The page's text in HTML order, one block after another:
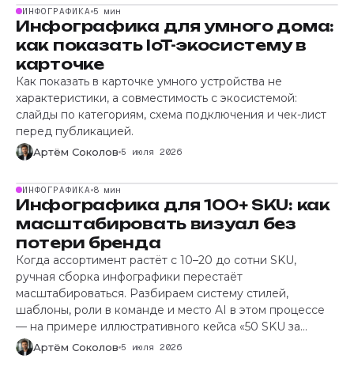
ИНФОГРАФИКА 5 мин
Инфографика для умного дома:
как показать IoT-экосистему в
карточке
Как показать в карточке умного устройства не
характеристики, а совместимость с экосистемой:
слайды по категориям, схема подключения и чек-лист
перед публикацией.
Артём Соколов 5 июля 2026
ИНФОГРАФИКА 8 мин
Инфографика для 100+ SKU: как
масштабировать визуал без
потери бренда
Когда ассортимент растёт с 10–20 до сотни SKU,
ручная сборка инфографики перестаёт
масштабироваться. Разбираем систему стилей,
шаблоны, роли в команде и место AI в этом процессе
— на примере иллюстративного кейса «50 SKU за
неделю».
Артём Соколов 5 июля 2026